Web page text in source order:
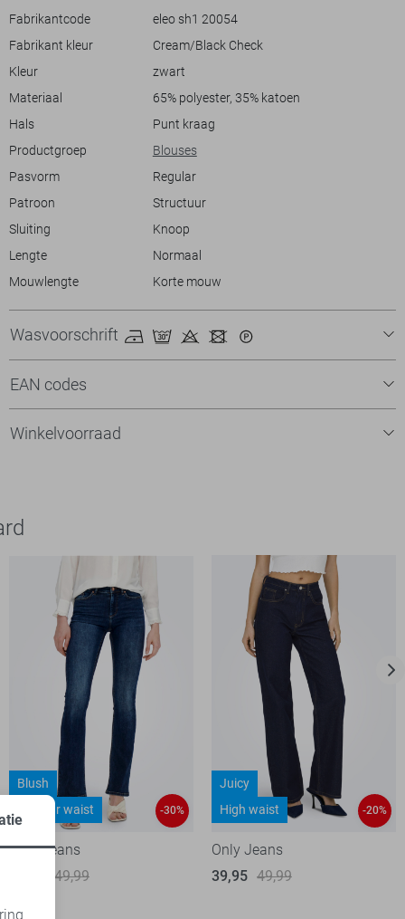
voor een ontspannen weekend look, of draag hem met een rok voor
een meer verfijnde stijl. Deze blouse is perfect voor dagelijkse
bijeenkomsten. De zorgvuldige afwerking, waaronder de ronde
onderkant met een subtiel aangesnoerde boord, maakt het een
Fabrikantcode
eleo sh1 20054
Fabrikant kleur
Cream/Black Check
Kleur
zwart
Materiaal
65% polyester, 35% katoen
Hals
Punt kraag
Productgroep
Blouses
Pasvorm
Regular
Patroon
Structuur
Sluiting
Knoop
Lengte
Normaal
Mouwlengte
Korte mouw
Wasvoorschrift
EAN codes
Winkelvoorraad
Blush
Regular waist
-30%
Only Jeans
49,99
Juicy
High waist
-20%
Only Jeans
39,95 49,99